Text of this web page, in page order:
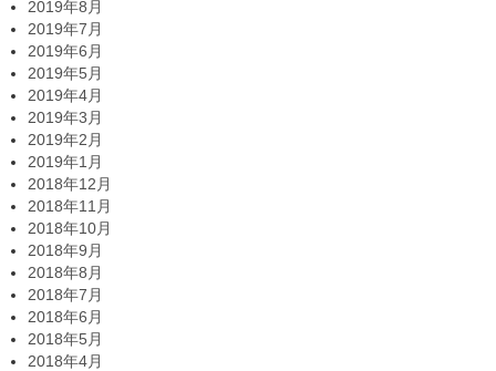
2019年8月
2019年7月
2019年6月
2019年5月
2019年4月
2019年3月
2019年2月
2019年1月
2018年12月
2018年11月
2018年10月
2018年9月
2018年8月
2018年7月
2018年6月
2018年5月
2018年4月